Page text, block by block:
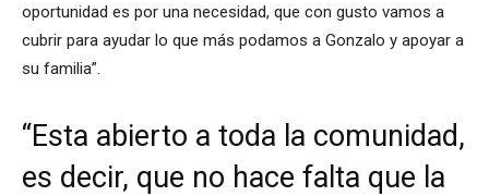
oportunidad es por una necesidad, que con gusto vamos a
cubrir para ayudar lo que más podamos a Gonzalo y apoyar a
su familia”.
“Esta abierto a toda la comunidad,
es decir, que no hace falta que la